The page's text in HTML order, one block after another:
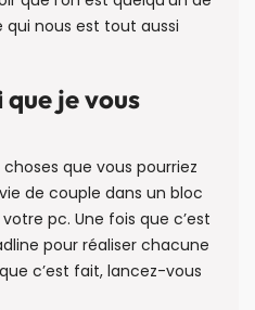
qui nous est tout aussi
je vous
choses que vous pourriez
de couple dans un bloc
pc. Une fois que c’est
pour réaliser chacune
c’est fait, lancez-vous